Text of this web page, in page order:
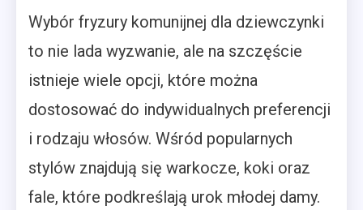
Wybór fryzury komunijnej dla dziewczynki
to nie lada wyzwanie, ale na szczęście
istnieje wiele opcji, które można
dostosować do indywidualnych preferencji
i rodzaju włosów. Wśród popularnych
stylów znajdują się warkocze, koki oraz
fale, które podkreślają urok młodej damy.